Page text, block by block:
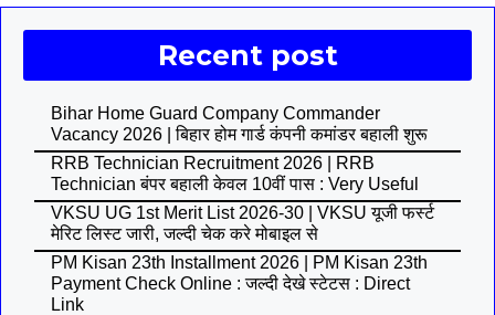
Recent post
Bihar Home Guard Company Commander
Vacancy 2026 | बिहार होम गार्ड कंपनी कमांडर बहाली शुरू
RRB Technician Recruitment 2026 | RRB
Technician बंपर बहाली केवल 10वीं पास : Very Useful
VKSU UG 1st Merit List 2026-30 | VKSU यूजी फर्स्ट
मेरिट लिस्ट जारी, जल्दी चेक करे मोबाइल से
PM Kisan 23th Installment 2026 | PM Kisan 23th
Payment Check Online : जल्दी देखे स्टेटस : Direct
Link